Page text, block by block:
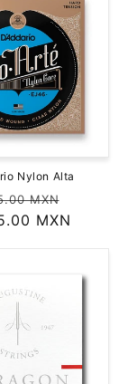
Nylon Alta
MXN
de
MXN